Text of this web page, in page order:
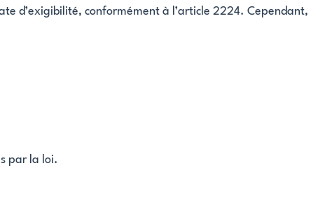
d’exigibilité, conformément à l’article 2224. Cependant,
par la loi.